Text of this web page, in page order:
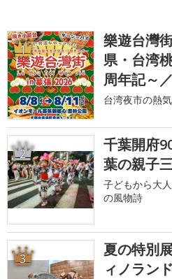
1
樂遊台灣
県・台湾
周年記～
台湾夜市の熱
2
千葉開府
葉の親子
子どもから大
の風物詩
3
夏の特別
ィノラン